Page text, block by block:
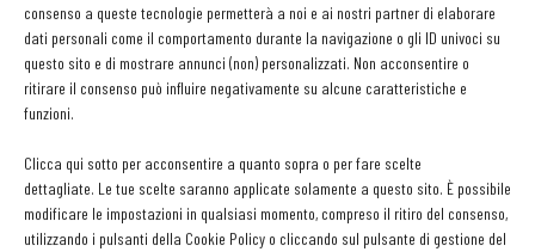
consenso a queste tecnologie permetterà a noi e ai nostri partner di elaborare
dati personali come il comportamento durante la navigazione o gli ID univoci su
questo sito e di mostrare annunci (non) personalizzati. Non acconsentire o
ritirare il consenso può influire negativamente su alcune caratteristiche e
funzioni.
Clicca qui sotto per acconsentire a quanto sopra o per fare scelte
dettagliate. Le tue scelte saranno applicate solamente a questo sito. È possibile
modificare le impostazioni in qualsiasi momento, compreso il ritiro del consenso,
utilizzando i pulsanti della Cookie Policy o cliccando sul pulsante di gestione del
EDICOLA WEB